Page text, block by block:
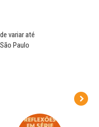
variar até
Paulo